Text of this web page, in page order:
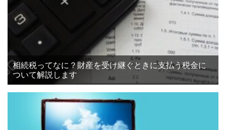
相続税ってなに？財産を受け継ぐときに支払う税金に
ついて解説します